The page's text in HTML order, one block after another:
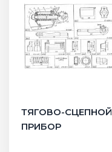
ТЯГОВО-СЦЕПНОЙ
ПРИБОР